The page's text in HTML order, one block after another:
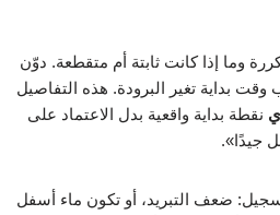
وما إذا كانت ثابتة أم متقطعة. دوّن
بداية تغير البرودة. هذه التفاصيل
نقطة بداية واقعية بدل الاعتماد على
جيدًا».
ضعف التبريد، أو تكون ماء أسفل